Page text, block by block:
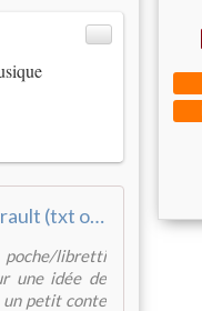
Les fées de Ch. Perrault (txt original) 1/6
poche/libretti
une idée de
un petit conte